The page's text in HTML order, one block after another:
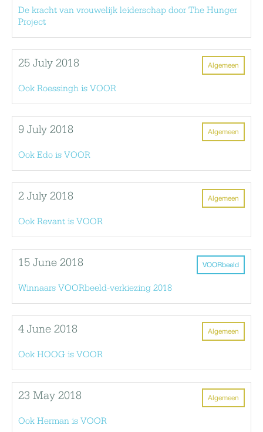
De kracht van vrouwelijk leiderschap door The Hunger
Project
Algemeen
25 July 2018
Ook Roessingh is VOOR
Algemeen
9 July 2018
Ook Edo is VOOR
Algemeen
2 July 2018
Ook Revant is VOOR
VOORbeeld
15 June 2018
Winnaars VOORbeeld-verkiezing 2018
Algemeen
4 June 2018
Ook HOOG is VOOR
Algemeen
23 May 2018
Ook Herman is VOOR